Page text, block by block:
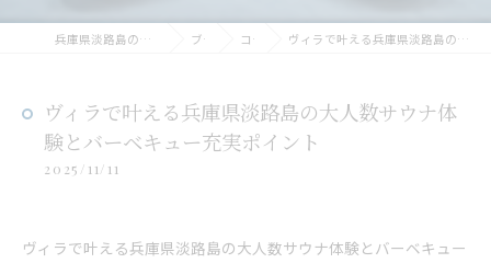
兵庫県淡路島のヴィラならヴィランス淡路島 ブログ コラム ヴィラで叶える兵庫県淡路島の大人数サウナ体験とバーベキュー充実ポイント
ヴィラで叶える兵庫県淡路島の大人数サウナ体
験とバーベキュー充実ポイント
2025/11/11
ヴィラで叶える兵庫県淡路島の大人数サウナ体験とバーベキュー